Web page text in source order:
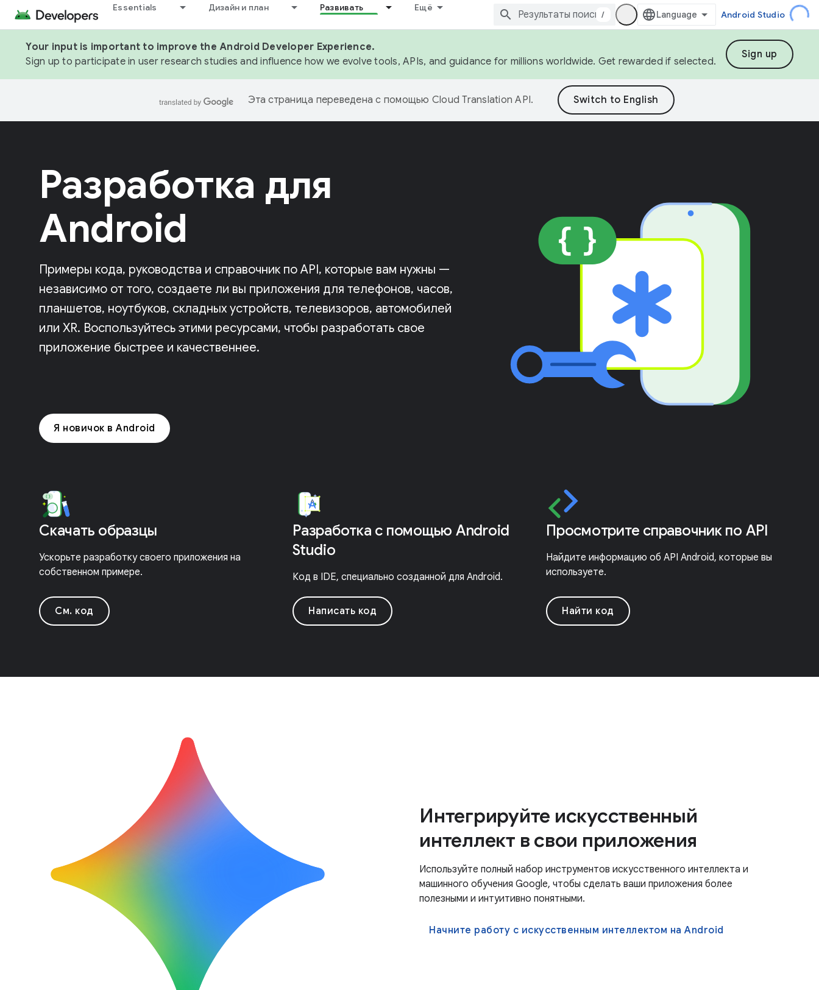
Essentials Дизайн и план Развивать Ещё
/ Android Studio
Your input is important to improve the Android Developer Experience.
Sign up to participate in user research studies and influence how we evolve tools, APIs, and guidance for millions worldwide. Get rewarded if selected.
Sign up
Эта страница переведена с помощью Cloud Translation API.
Разработка для
Android
Примеры кода, руководства и справочник по API, которые вам нужны —
независимо от того, создаете ли вы приложения для телефонов, часов,
планшетов, ноутбуков, складных устройств, телевизоров, автомобилей
или XR. Воспользуйтесь этими ресурсами, чтобы разработать свое
приложение быстрее и качественнее.
Я новичок в Android
Скачать образцы
Ускорьте разработку своего приложения на
собственном примере.
См. код
Разработка с помощью Android
Studio
Код в IDE, специально созданной для Android.
Написать код
Просмотрите справочник по API
Найдите информацию об API Android, которые вы
используете.
Найти код
Интегрируйте искусственный
интеллект в свои приложения
Используйте полный набор инструментов искусственного интеллекта и
машинного обучения Google, чтобы сделать ваши приложения более
полезными и интуитивно понятными.
Начните работу с искусственным интеллектом на Android